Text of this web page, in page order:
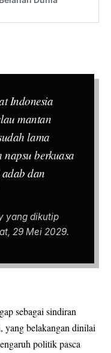
Indonesia
mantan
lama
napsu berkuasa
dan
yang dikutip
29 Mei 2029.
sebagai sindiran
yang belakangan dinilai
politik pasca